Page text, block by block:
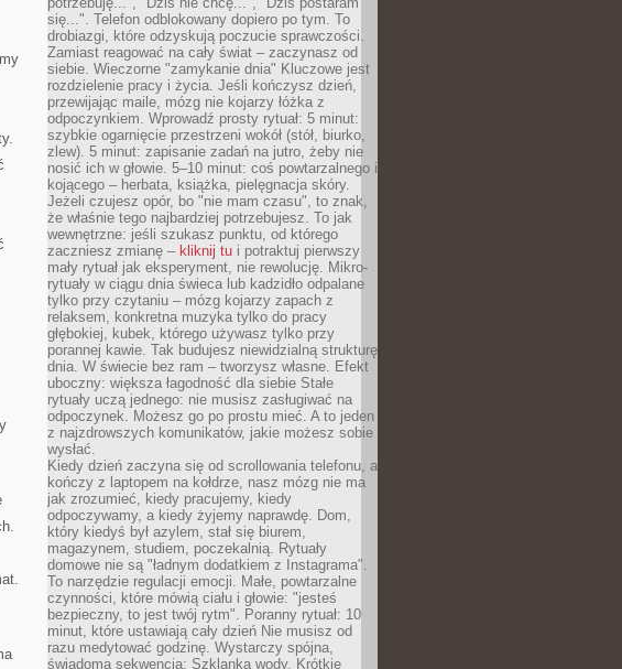
się...". Telefon odblokowany dopiero po tym. To
drobiazgi, które odzyskują poczucie sprawczości.
Zamiast reagować na cały świat – zaczynasz od
siebie. Wieczorne "zamykanie dnia" Kluczowe jest
rozdzielenie pracy i życia. Jeśli kończysz dzień,
przewijając maile, mózg nie kojarzy łóżka z
odpoczynkiem. Wprowadź prosty rytuał: 5 minut:
szybkie ogarnięcie przestrzeni wokół (stół, biurko,
zlew). 5 minut: zapisanie zadań na jutro, żeby nie
nosić ich w głowie. 5–10 minut: coś powtarzalnego i
kojącego – herbata, książka, pielęgnacja skóry.
Jeżeli czujesz opór, bo "nie mam czasu", to znak,
że właśnie tego najbardziej potrzebujesz. To jak
wewnętrzne: jeśli szukasz punktu, od którego
zaczniesz zmianę – kliknij tu i potraktuj pierwszy
mały rytuał jak eksperyment, nie rewolucję. Mikro-
rytuały w ciągu dnia świeca lub kadzidło odpalane
tylko przy czytaniu – mózg kojarzy zapach z
relaksem, konkretna muzyka tylko do pracy
głębokiej, kubek, którego używasz tylko przy
porannej kawie. Tak budujesz niewidzialną strukturę
dnia. W świecie bez ram – tworzysz własne. Efekt
uboczny: większa łagodność dla siebie Stałe
rytuały uczą jednego: nie musisz zasługiwać na
odpoczynek. Możesz go po prostu mieć. A to jeden
z najzdrowszych komunikatów, jakie możesz sobie
wysłać.
Kiedy dzień zaczyna się od scrollowania telefonu, a
kończy z laptopem na kołdrze, nasz mózg nie ma
jak zrozumieć, kiedy pracujemy, kiedy
odpoczywamy, a kiedy żyjemy naprawdę. Dom,
który kiedyś był azylem, stał się biurem,
magazynem, studiem, poczekalnią. Rytuały
domowe nie są "ładnym dodatkiem z Instagrama".
To narzędzie regulacji emocji. Małe, powtarzalne
czynności, które mówią ciału i głowie: "jesteś
bezpieczny, to jest twój rytm". Poranny rytuał: 10
minut, które ustawiają cały dzień Nie musisz od
razu medytować godzinę. Wystarczy spójna,
świadoma sekwencja: Szklanka wody. Krótkie